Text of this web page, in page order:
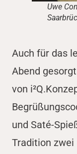
Uwe
Auch für das
Abend
von
und Saté-
Tradition zwei